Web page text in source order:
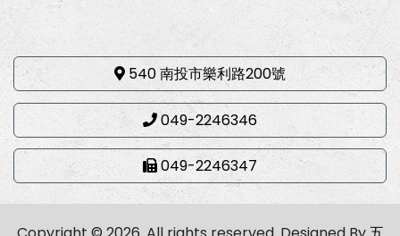
540 南投市樂利路200號
049-2246346
049-2246347